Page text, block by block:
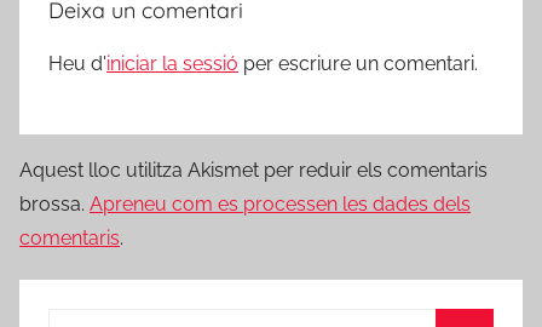
Deixa un comentari
Heu d'iniciar la sessió per escriure un comentari.
Aquest lloc utilitza Akismet per reduir els comentaris
brossa. Apreneu com es processen les dades dels
comentaris.